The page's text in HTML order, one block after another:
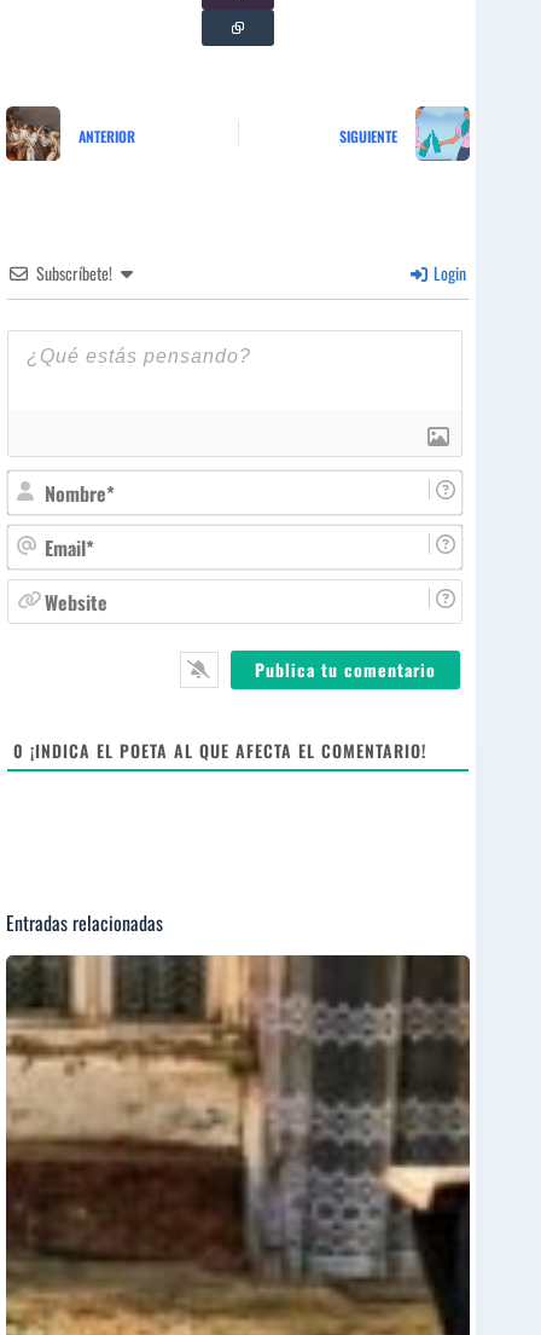
ANTERIOR SIGUIENTE
Subscríbete! Login
o
m
b
r
m
ie
0 ¡INDICA EL POETA AL QUE AFECTA EL COMENTARIO!
Entradas relacionadas